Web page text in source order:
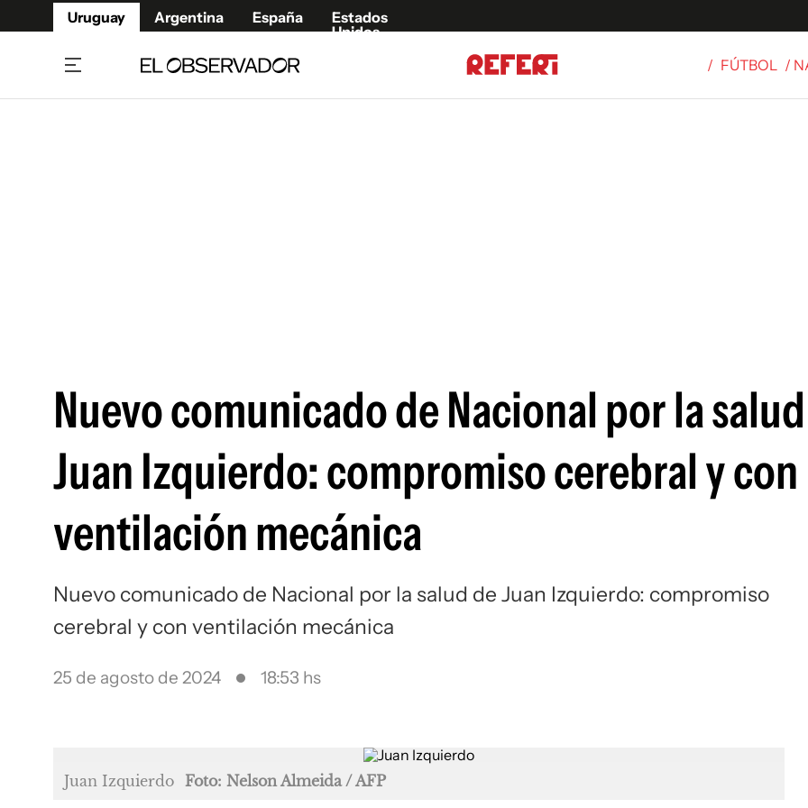
Uruguay Argentina España
Estados
Unidos
/ FÚTBOL /
Nuevo comunicado de Nacional por la
Juan Izquierdo: compromiso cerebral y con
ventilación mecánica
Nuevo comunicado de Nacional por la salud de Juan Izquierdo: compromiso
cerebral y con ventilación mecánica
25 de agosto de 2024 18:53 hs
Juan Izquierdo Foto: Nelson Almeida / AFP